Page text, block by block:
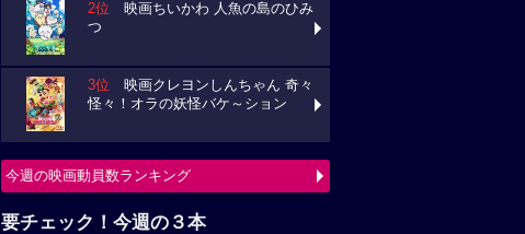
2位 映画ちいかわ 人魚の島のひみ
つ
3位 映画クレヨンしんちゃん 奇々
怪々！オラの妖怪バケ～ション
今週の映画動員数ランキング
要チェック！今週の３本